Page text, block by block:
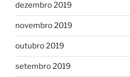
dezembro 2019
novembro 2019
outubro 2019
setembro 2019